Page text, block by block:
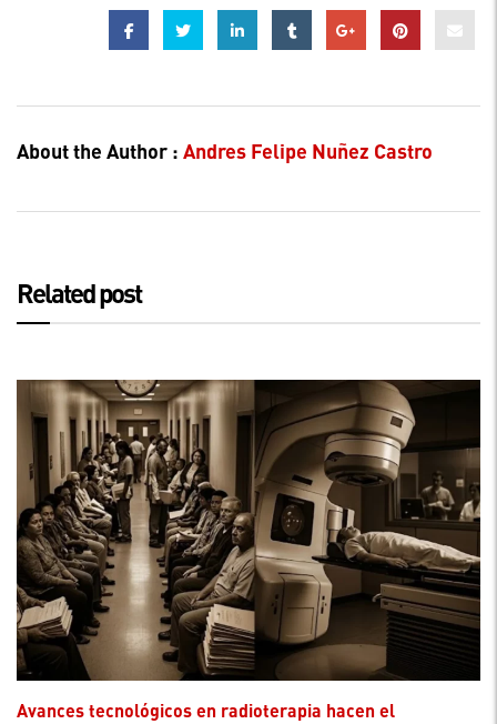
About the Author : Andres Felipe Nuñez Castro
Related post
Avances tecnológicos en radioterapia hacen el